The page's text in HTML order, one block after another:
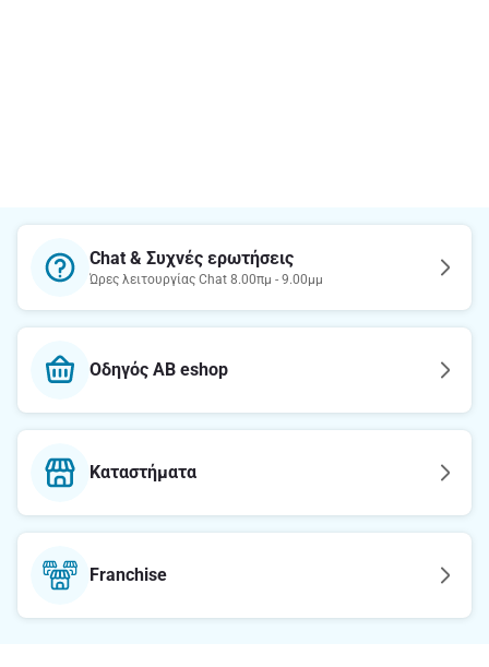
Chat & Συχνές ερωτήσεις
Ώρες λειτουργίας Chat 8.00πμ - 9.00μμ
Οδηγός AB eshop
Καταστήματα
Franchise